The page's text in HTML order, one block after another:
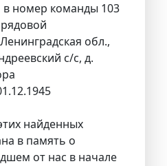
в номер команды 103
обл.,
с/с, д.
найденных
в память о
от нас в начале